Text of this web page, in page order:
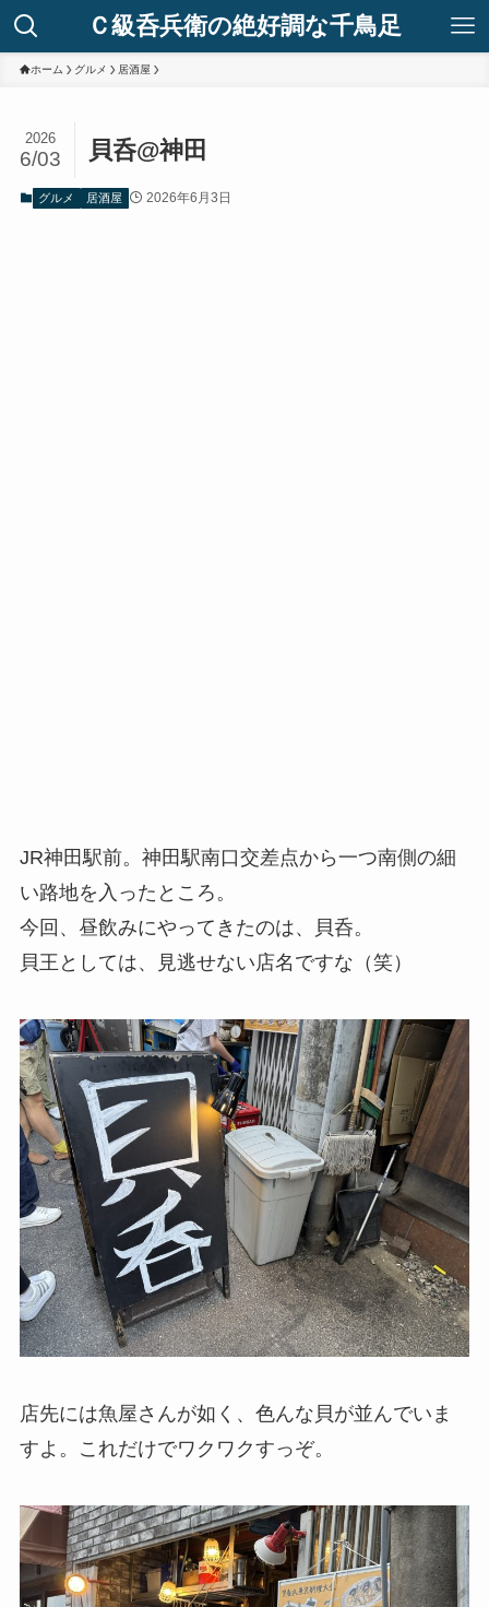
Ｃ級呑兵衛の絶好調な千鳥足
ホーム グルメ 居酒屋
貝呑@神田
2026
6/03
グルメ 居酒屋 2026年6月3日
JR神田駅前。神田駅南口交差点から一つ南側の細
い路地を入ったところ。
今回、昼飲みにやってきたのは、貝呑。
貝王としては、見逃せない店名ですな（笑）
店先には魚屋さんが如く、色んな貝が並んでいま
すよ。これだけでワクワクすっぞ。